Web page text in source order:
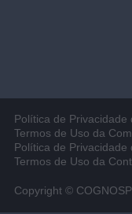
Política de Privacidade
Termos de Uso da
Política de Privacidade
Termos de Uso da
Copyright ©